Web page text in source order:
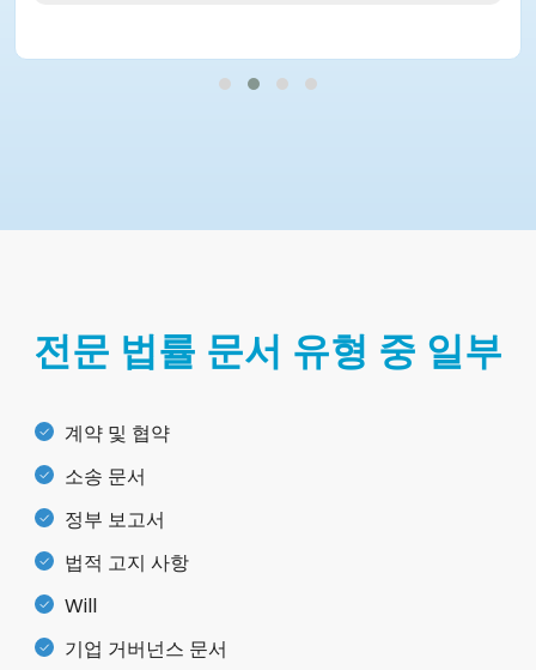
전문 법률 문서 유형 중 일부
계약 및 협약
소송 문서
정부 보고서
법적 고지 사항
Will
기업 거버넌스 문서